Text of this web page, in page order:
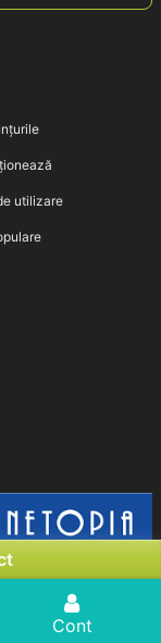
Cont
utilizare